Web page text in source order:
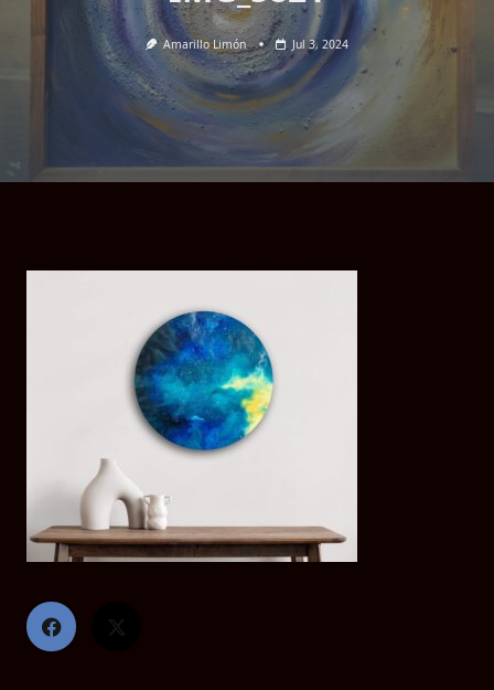
Amarillo Limón Jul 3, 2024